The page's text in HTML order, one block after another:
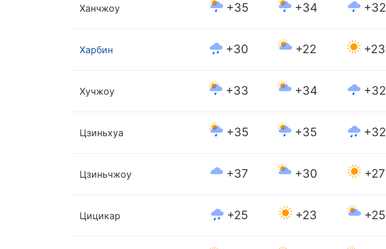
Ханчжоу +35 +34 +32
Харбин +30 +22 +23
Хучжоу +33 +34 +32
Цзиньхуа +35 +35 +32
Цзиньчжоу +37 +30 +27
Цицикар +25 +23 +25